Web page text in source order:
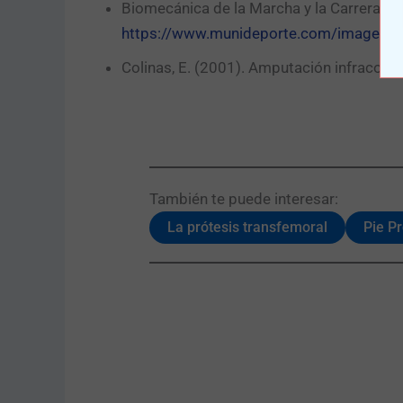
Biomecánica de la Marcha y la Carrera.
https://www.munideporte.com/
Colinas, E. (2001). Amputación
También te puede interesar:​
La prótesis transfemoral Pie